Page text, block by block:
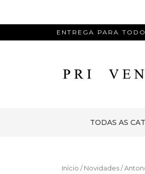
ENTREGA PARA
TODAS AS
Início / Novidades /